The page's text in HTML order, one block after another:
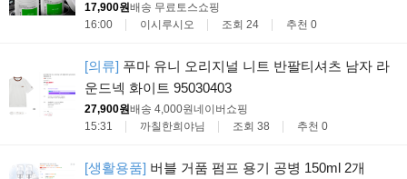
17,900원배송 무료토스쇼핑
16:00
이시루시오 조회 24 추천 0
[의류] 푸마 유니 오리지널 니트 반팔티셔츠 남자 라
운드넥 화이트 95030403
27,900원배송 4,000원네이버쇼핑
15:31
까칠한희야님 조회 38 추천 0
[생활용품] 버블 거품 펌프 용기 공병 150ml 2개